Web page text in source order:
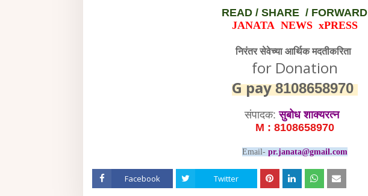
READ / SHARE / FORWARD
JANATA NEWS xPRESS
निरंतर सेवेच्या आर्थिक मदतीकरिता
for Donation
G pay8108658970
संपादक:सुबोध शाक्यरत्न
M : 8108658970
Email- pr.janata@gmail.com
Facebook Twitter